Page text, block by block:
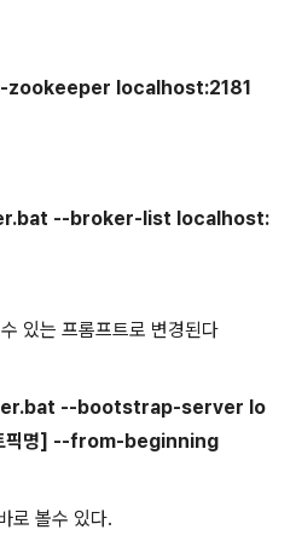
localhost:2181
--broker-list localhost:
있는 프롬프트로 변경된다
--bootstrap-server lo
명] --from-beginning
로 볼수 있다.